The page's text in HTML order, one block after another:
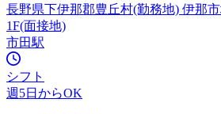
長野県下伊那郡豊丘村(勤務地) 伊那
1F(面接地)
市田駅
シフト
週5日からOK